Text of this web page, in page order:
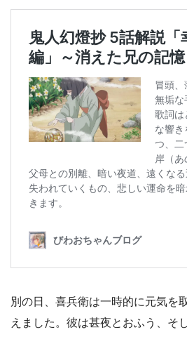
別の日、喜兵衛は一時的に元気を
えました。彼は甚夜とおふう、そ